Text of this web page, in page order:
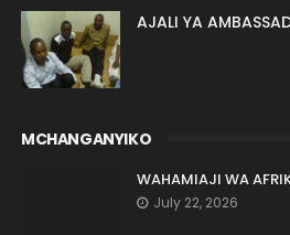
AJALI YA
MCHANGANYIKO
WAHAMIAJI WA
July 22, 2026